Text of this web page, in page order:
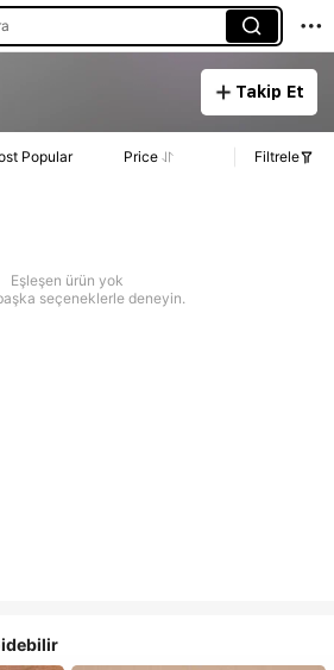
Takip Et
Popular Price Filtrele
Eşleşen ürün yok
seçeneklerle deneyin.